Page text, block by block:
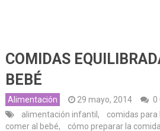
COMIDAS
BEBÉ
Alimentación 29 mayo, 2014
0
alimentación infantil , comidas para
comer al bebé, cómo preparar la